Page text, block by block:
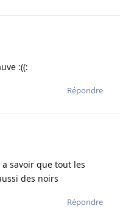
:((:
Répondre
savoir que tout les
des noirs
Répondre